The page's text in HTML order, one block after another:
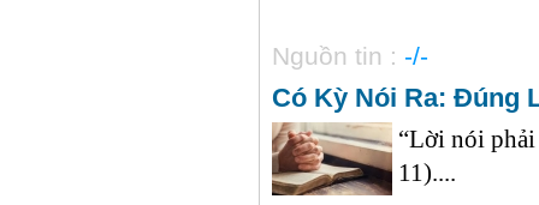
Nguồn tin : -/-
Có Kỳ Nói Ra: Đúng
“Lời nói phải
11)....